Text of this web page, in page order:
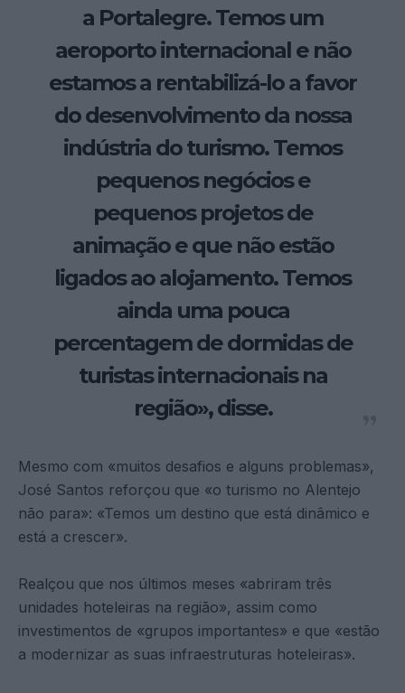
a Portalegre. Temos um
aeroporto internacional e não
estamos a rentabilizá-lo a favor
do desenvolvimento da nossa
indústria do turismo. Temos
pequenos negócios e
pequenos projetos de
animação e que não estão
ligados ao alojamento. Temos
ainda uma pouca
percentagem de dormidas de
turistas internacionais na
região», disse.
Mesmo com «muitos desafios e alguns problemas»,
José Santos reforçou que «o turismo no Alentejo
não para»: «Temos um destino que está dinâmico e
está a crescer».
Realçou que nos últimos meses «abriram três
unidades hoteleiras na região», assim como
investimentos de «grupos importantes» e que «estão
a modernizar as suas infraestruturas hoteleiras».